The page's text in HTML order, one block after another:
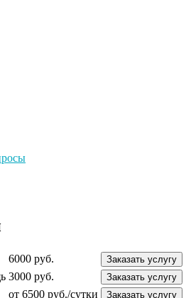
6000 руб. Заказать услугу
3000 руб. Заказать услугу
от 6500 руб./сутки Заказать услугу